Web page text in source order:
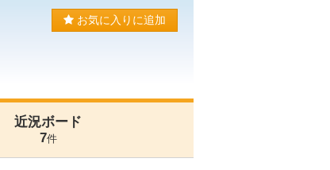
お気に入りに追加
近況ボード
7件